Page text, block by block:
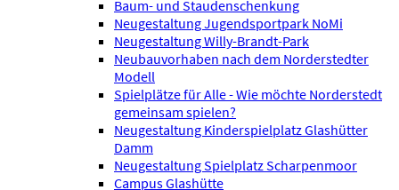
Baum- und Staudenschenkung
Neugestaltung Jugendsportpark NoMi
Neugestaltung Willy-Brandt-Park
Neubauvorhaben nach dem Norderstedter
Modell
Spielplätze für Alle - Wie möchte Norderstedt
gemeinsam spielen?
Neugestaltung Kinderspielplatz Glashütter
Damm
Neugestaltung Spielplatz Scharpenmoor
Campus Glashütte